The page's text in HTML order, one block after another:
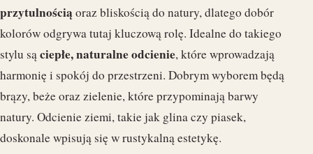
przytulnością oraz bliskością do natury, dlatego dobór
kolorów odgrywa tutaj kluczową rolę. Idealne do takiego
stylu sąciepłe, naturalne odcienie, które wprowadzają
harmonię i spokój do przestrzeni. Dobrym wyborem będą
brązy, beże oraz zielenie, które przypominają barwy
natury. Odcienie ziemi, takie jak glina czy piasek,
doskonale wpisują się w rustykalną estetykę.